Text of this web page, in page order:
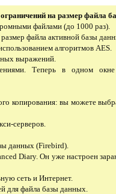
на размер файла
файлами (до 1000 раз).
файла активной базы
алгоритмов AES.
выражений.
Теперь в одном
копирования: вы можете
серверов.
данных (Firebird).
Diary. Он уже настроен
сеть и Интернет.
для файла базы данных.